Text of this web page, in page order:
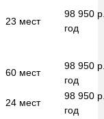
23 мест
98 950
год
60 мест
98 950
год
24 мест
98 950
год